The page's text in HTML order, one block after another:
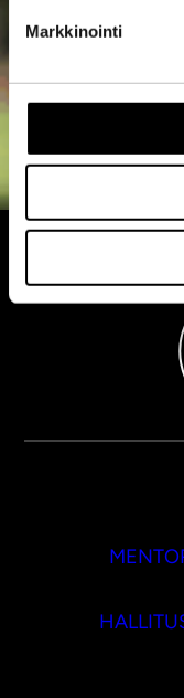
Markkinointi